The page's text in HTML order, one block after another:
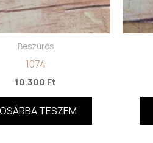
Beszúrós
1074
10.300 Ft
TESZEM